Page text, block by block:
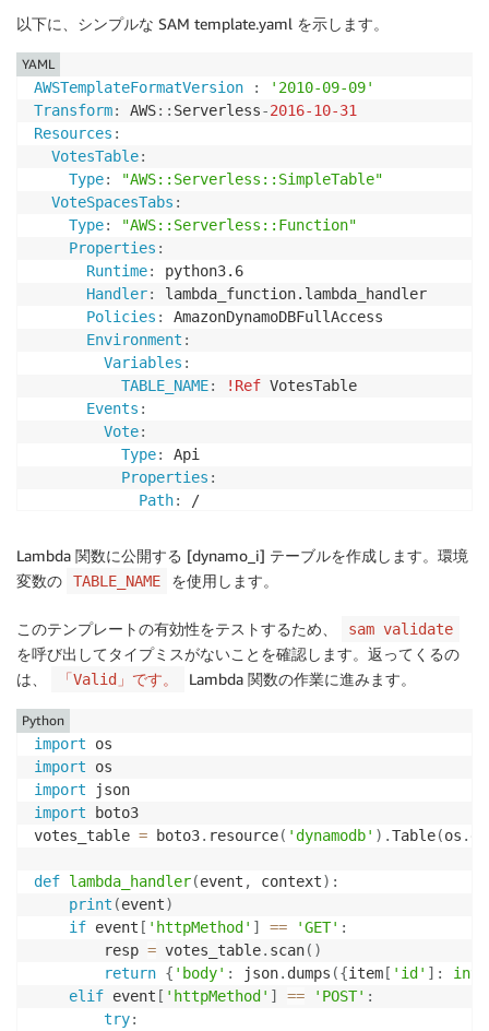
以下に、シンプルな SAM template.yaml を示します。
AWSTemplateFormatVersion :
'2010-09-09'
Transform: AWS: : Serverless-2016-10-31
Resources :
VotesTable:
Type:
"AWS::Serverless::SimpleTable"
VoteSpacesTabs :
Type:
"AWS::Serverless::Function"
Properties :
Runtime:
python3.6
Handler:
lambda_function.lambda_handler
Policies :
AmazonDynamoDBFullAccess
Environment :
Variables :
TABLE_NAME: !Ref VotesTable
Events :
Vote:
Type:
Api
Properties :
Path:
/
YAML
Lambda 関数に公開する [dynamo_i] テーブルを作成します。環境
変数の
TABLE_NAME を使用します。
このテンプレートの有効性をテストするため、 sam validate
を呼び出してタイプミスがないことを確認します。返ってくるの
は、
「Valid」です。 Lambda 関数の作業に進みます。
import
import
import
import boto3
votes_table = boto3. resource( 'dynamodb' ) .Table(os .
def lambda_handler(event , context) :
print (event)
if event [ 'httpMethod' ] == 'GET' :
        resp
= votes_table. scan( )
return { 'body' : json. dumps ({item [ 'id' ] : int
elif event [ 'httpMethod' ] == 'POST' :
try:
Python